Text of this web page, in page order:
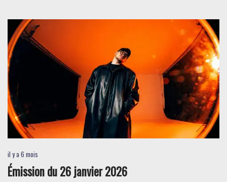
il y a 6 mois
Émission du 26 janvier 2026